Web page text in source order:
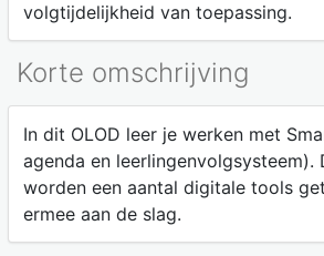
volgtijdelijkheid van toepassing.
Korte omschrijving
In dit OLOD leer je werken met
agenda en leerlingenvolgsysteem).
worden een aantal digitale tools
ermee aan de slag.